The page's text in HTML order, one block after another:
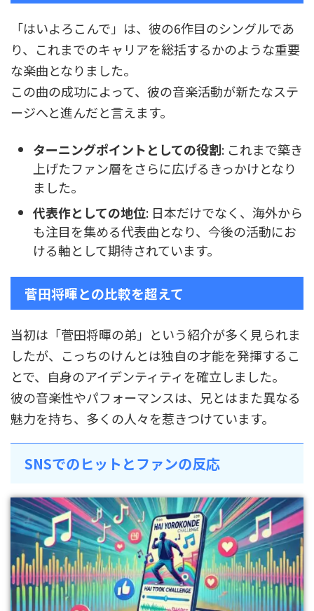
「はいよろこんで」は、彼の6作目のシングルであ
り、これまでのキャリアを総括するかのような重要
な楽曲となりました。
この曲の成功によって、彼の音楽活動が新たなステ
ージへと進んだと言えます。
ターニングポイントとしての役割: これまで築き
上げたファン層をさらに広げるきっかけとなり
ました。
代表作としての地位: 日本だけでなく、海外から
も注目を集める代表曲となり、今後の活動にお
ける軸として期待されています。
菅田将暉との比較を超えて
当初は「菅田将暉の弟」という紹介が多く見られま
したが、こっちのけんとは独自の才能を発揮するこ
とで、自身のアイデンティティを確立しました。
彼の音楽性やパフォーマンスは、兄とはまた異なる
魅力を持ち、多くの人々を惹きつけています。
SNSでのヒットとファンの反応